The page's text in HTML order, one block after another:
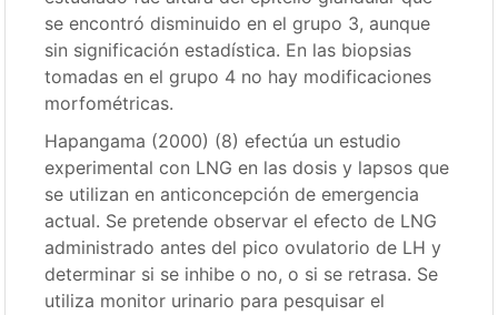
se encontró disminuido en el grupo 3, aunque
sin significación estadística. En las biopsias
tomadas en el grupo 4 no hay modificaciones
morfométricas.
Hapangama (2000) (8) efectúa un estudio
experimental con LNG en las dosis y lapsos que
se utilizan en anticoncepción de emergencia
actual. Se pretende observar el efecto de LNG
administrado antes del pico ovulatorio de LH y
determinar si se inhibe o no, o si se retrasa. Se
utiliza monitor urinario para pesquisar el